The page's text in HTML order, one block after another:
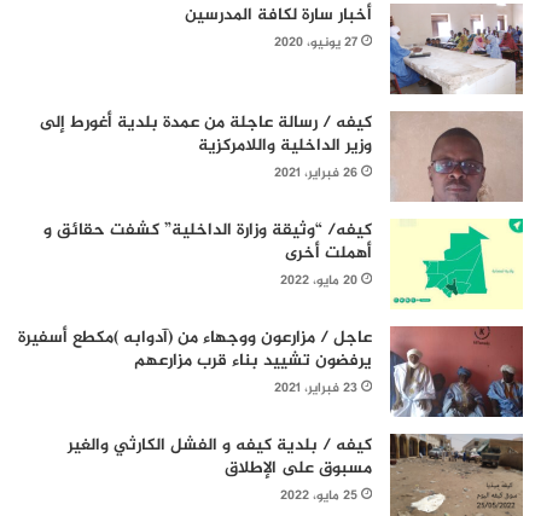
أخبار سارة لكافة المدرسين
27 يونيو، 2020
كيفه / رسالة عاجلة من عمدة بلدية أغورط إلى
وزير الداخلية واللامركزية
26 فبراير، 2021
كيفه/ “وثيقة وزارة الداخلية” كشفت حقائق و
أهملت أخرى
20 مايو، 2022
عاجل / مزارعون ووجهاء من (آدوابه )مكطع أسفيرة
يرفضون تشييد بناء قرب مزارعهم
23 فبراير، 2021
كيفه / بلدية كيفه و الفشل الكارثي والغير
مسبوق على الإطلاق
25 مايو، 2022